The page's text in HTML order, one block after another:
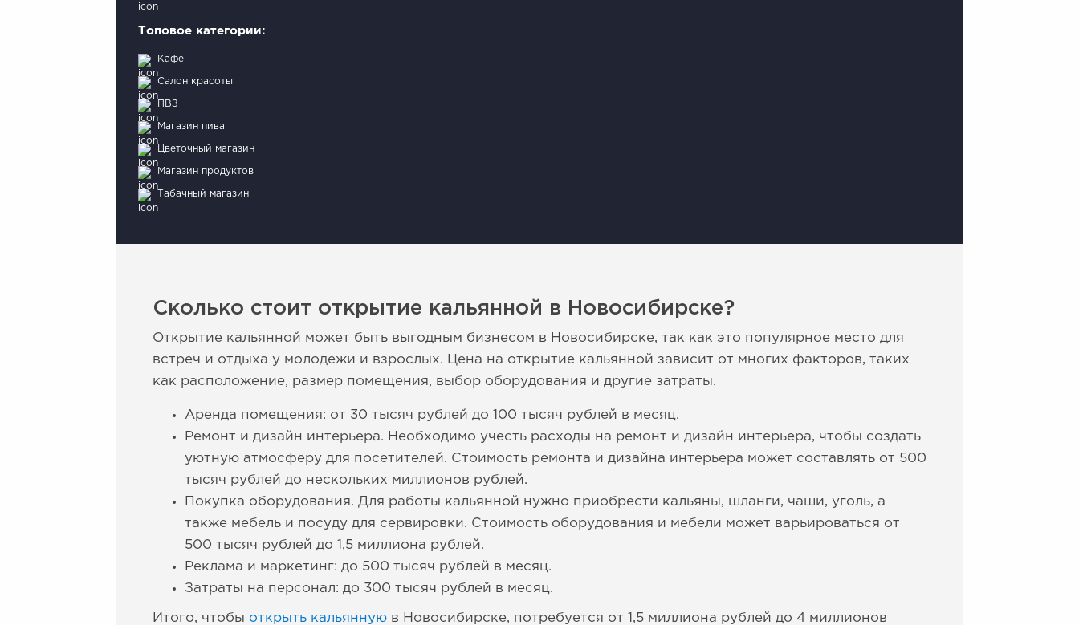
Топовое категории:
Кафе
Салон красоты
ПВЗ
Магазин пива
Цветочный магазин
Магазин продуктов
Табачный магазин
Сколько стоит открытие кальянной в Новосибирске?
Открытие кальянной может быть выгодным бизнесом в Новосибирске, так как это популярное место для
встреч и отдыха у молодежи и взрослых. Цена на открытие кальянной зависит от многих факторов, таких
как расположение, размер помещения, выбор оборудования и другие затраты.
Аренда помещения: от 30 тысяч рублей до 100 тысяч рублей в месяц.
Ремонт и дизайн интерьера. Необходимо учесть расходы на ремонт и дизайн интерьера, чтобы создать
уютную атмосферу для посетителей. Стоимость ремонта и дизайна интерьера может составлять от 500
тысяч рублей до нескольких миллионов рублей.
Покупка оборудования. Для работы кальянной нужно приобрести кальяны, шланги, чаши, уголь, а
также мебель и посуду для сервировки. Стоимость оборудования и мебели может варьироваться от
500 тысяч рублей до 1,5 миллиона рублей.
Реклама и маркетинг: до 500 тысяч рублей в месяц.
Затраты на персонал: до 300 тысяч рублей в месяц.
Итого, чтобы открыть кальянную в Новосибирске, потребуется от 1,5 миллиона рублей до 4 миллионов